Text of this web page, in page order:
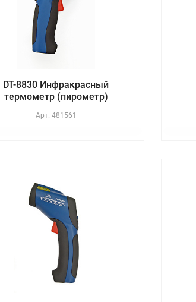
DT-8830 Инфракрасный
термометр (пирометр)
Арт. 481561